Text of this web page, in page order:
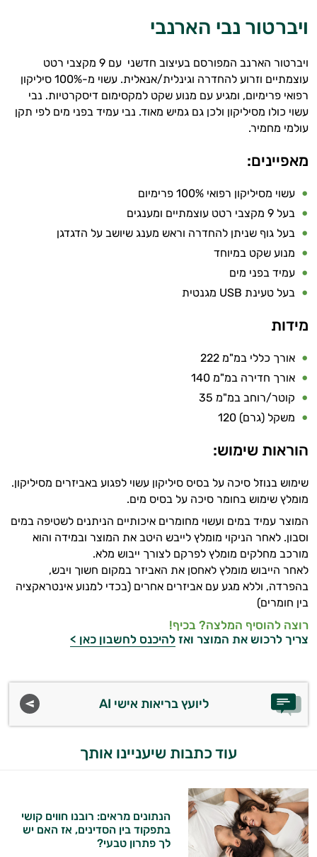
ויברטור נבי הארנבי
ויברטור הארנב המפורסם בעיצוב חדשני עם 9 מקצבי רטט
עוצמתיים וזרוע להחדרה וגינלית/אנאלית. עשוי מ-100% סיליקון
רפואי פרימיום, ומגיע עם מנוע שקט למקסימום דיסקרטיות. נבי
עשוי כולו מסיליקון ולכן גם גמיש מאוד. נבי עמיד בפני מים לפי תקן
עולמי מחמיר.
מאפיינים:
עשוי מסיליקון רפואי 100% פרימיום
בעל 9 מקצבי רטט עוצמתיים ומענגים
בעל גוף שניתן להחדרה וראש מענג שיושב על הדגדגן
מנוע שקט במיוחד
עמיד בפני מים
בעל טעינת USB מגנטית
מידות
אורך כללי במ"מ 222
אורך חדירה במ"מ 140
קוטר/רוחב במ"מ 35
משקל (גרם) 120
הוראות שימוש:
שימוש בנוזל סיכה על בסיס סיליקון עשוי לפגוע באביזרים מסיליקון.
מומלץ שימוש בחומר סיכה על בסיס מים.
המוצר עמיד במים ועשוי מחומרים איכותיים הניתנים לשטיפה במים
וסבון. לאחר הניקוי מומלץ לייבש היטב את המוצר ובמידה והוא
מורכב מחלקים מומלץ לפרקם לצורך ייבוש מלא.
לאחר הייבוש מומלץ לאחסן את האביזר במקום חשוך ויבש,
בהפרדה, וללא מגע עם אביזרים אחרים (בכדי למנוע אינטראקציה
בין חומרים)
רוצה להוסיף המלצה? בכיף!
צריך לרכוש את המוצר ואז להיכנס לחשבון כאן >
ליועץ בריאות אישי AI
עוד כתבות שיעניינו אותך
הנתונים מראים: רובנו חווים קושי
בתפקוד בין הסדינים, אז האם יש
לך פתרון טבעי?